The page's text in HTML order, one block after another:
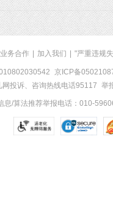
业务合作 加入我们 "严重违规
京ICP备
网投诉、咨询热线电话95117 举
息/算法推荐举报电话：010-